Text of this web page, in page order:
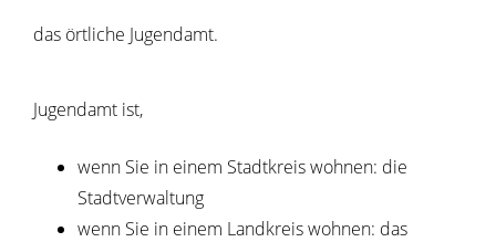
das örtliche Jugendamt.
Jugendamt ist,
wenn Sie in einem Stadtkreis wohnen: die
Stadtverwaltung
wenn Sie in einem Landkreis wohnen: das